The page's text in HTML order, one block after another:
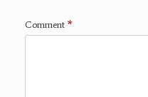
Comment *